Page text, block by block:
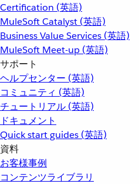
Certification (英語)
MuleSoft Catalyst (英語)
Business Value Services (英語)
MuleSoft Meet-up (英語)
サポート
ヘルプセンター (英語)
コミュニティ (英語)
チュートリアル (英語)
ドキュメント
Quick start guides (英語)
資料
お客様事例
コンテンツライブラリ